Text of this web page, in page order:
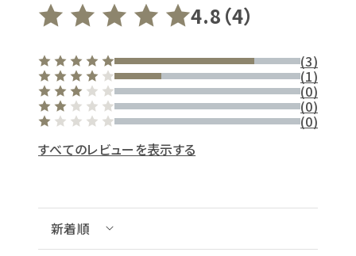
4.8（4）
(3)
(1)
(0)
(0)
(0)
すべてのレビューを表示する